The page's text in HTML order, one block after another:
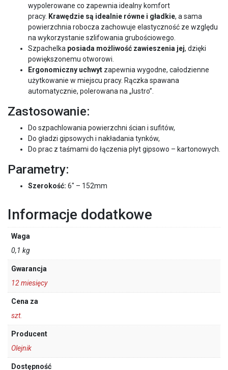
wypolerowane co zapewnia idealny komfort
pracy. Krawędzie są idealnie równe i gładkie, a sama
powierzchnia robocza zachowuje elastyczność ze względu
na wykorzystanie szlifowania grubościowego.
Szpachelka posiada możliwość zawieszenia jej, dzięki
powiększonemu otworowi.
Ergonomiczny uchwyt zapewnia wygodne, całodzienne
użytkowanie w miejscu pracy. Rączka spawana
automatycznie, polerowana na „lustro”.
Zastosowanie:
Do szpachlowania powierzchni ścian i sufitów,
Do gładzi gipsowych i nakładania tynków,
Do prac z taśmami do łączenia płyt gipsowo – kartonowych.
Parametry:
Szerokość: 6″ – 152mm
Informacje dodatkowe
Waga
0,1 kg
Gwarancja
12 miesięcy
Cena za
szt.
Producent
Olejnik
Dostępność